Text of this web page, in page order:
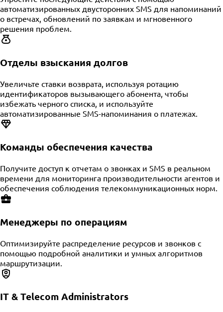
автоматизированных двусторонних SMS для напоминаний
о встречах, обновлений по заявкам и мгновенного
решения проблем.
Отделы взыскания долгов
Увеличьте ставки возврата, используя ротацию
идентификаторов вызывающего абонента, чтобы
избежать черного списка, и используйте
автоматизированные SMS-напоминания о платежах.
Команды обеспечения качества
Получите доступ к отчетам о звонках и SMS в реальном
времени для мониторинга производительности агентов и
обеспечения соблюдения телекоммуникационных норм.
Менеджеры по операциям
Оптимизируйте распределение ресурсов и звонков с
помощью подробной аналитики и умных алгоритмов
маршрутизации.
IT & Telecom Administrators